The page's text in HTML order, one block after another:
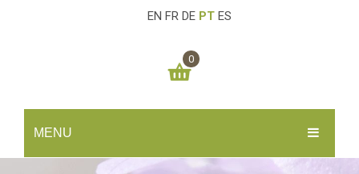
EN FR DE PT ES
MENU
0
You have no items in your shopping cart
SUBTOTAL: 0.00€